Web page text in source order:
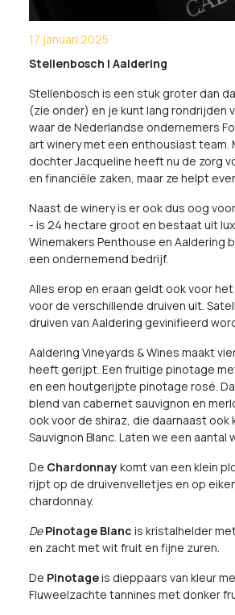
17 januari 2025
Stellenbosch | Aaldering
Stellenbosch is een stuk groter dan
(zie onder) en je kunt lang rondrijden
waar de Nederlandse ondernemers
art winery met een enthousiast team.
dochter Jacqueline heeft nu de zorg
en financiële zaken, maar ze helpt
Naast de winery is er ook dus oog
- is 24 hectare groot en bestaat uit
Winemakers Penthouse en Aaldering
een ondernemend bedrijf.
Alles erop en eraan geldt ook voor
voor de verschillende druiven uit.
druiven van Aaldering gevinifieerd
Aaldering Vineyards & Wines maakt
heeft gerijpt. Een fruitige pinotage
en een houtgerijpte pinotage rosé.
blend van cabernet sauvignon en
ook voor de shiraz, die daarnaast
Sauvignon Blanc. Laten we een aantal
De Chardonnaykomt van een klein
rijpt op de druivenvelletjes en op
chardonnay.
DePinotage Blanc is kristalhelder
en zacht met wit fruit en fijne zuren.
De Pinotageis dieppaars van kleur
Fluweelzachte tannines met donker